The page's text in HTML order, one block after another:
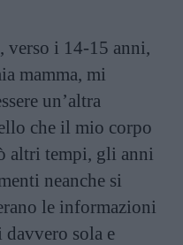
verso i 14-15 anni,
mamma, mi
un’altra
che il mio corpo
altri tempi, gli anni
neanche si
le informazioni
sola e